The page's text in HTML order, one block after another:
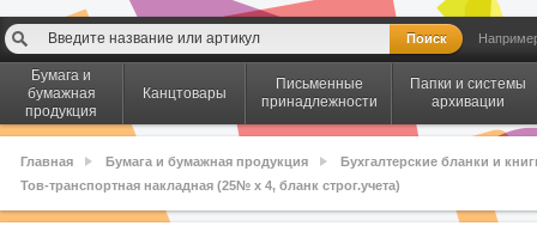
Бумага и
бумажная
продукция
Канцтовары
Письменные
принадлежности
Папки и системы
архивации
Главная Бумага и бумажная продукция
Бухгалтерские бланки и
Тов-транспортная накладная (25№ х 4, бланк строг.учета)